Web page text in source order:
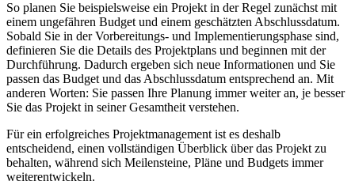
So planen Sie beispielsweise ein Projekt in der Regel zunächst mit
einem ungefähren Budget und einem geschätzten Abschlussdatum.
Sobald Sie in der Vorbereitungs- und Implementierungsphase sind,
definieren Sie die Details des Projektplans und beginnen mit der
Durchführung. Dadurch ergeben sich neue Informationen und Sie
passen das Budget und das Abschlussdatum entsprechend an. Mit
anderen Worten: Sie passen Ihre Planung immer weiter an, je besser
Sie das Projekt in seiner Gesamtheit verstehen.
Für ein erfolgreiches Projektmanagement ist es deshalb
entscheidend, einen vollständigen Überblick über das Projekt zu
behalten, während sich Meilensteine, Pläne und Budgets immer
weiterentwickeln.